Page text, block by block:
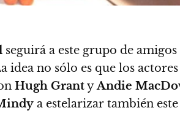
seguirá a este grupo de
idea no sólo es que los
Hugh GrantyAndie
a estelarizar también este